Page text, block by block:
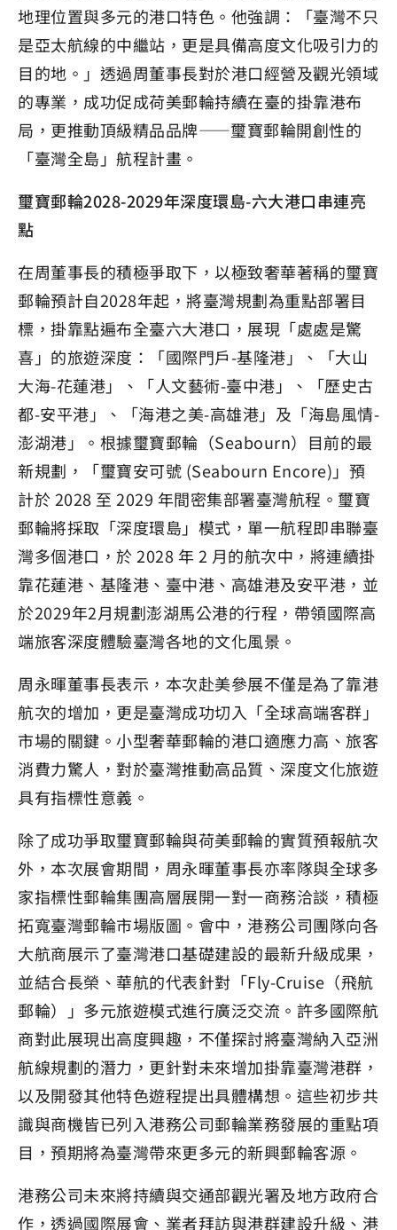
地理位置與多元的港口特色。他強調：「臺灣不只
是亞太航線的中繼站，更是具備高度文化吸引力的
目的地。」透過周董事長對於港口經營及觀光領域
的專業，成功促成荷美郵輪持續在臺的掛靠港布
局，更推動頂級精品品牌——璽寶郵輪開創性的
「臺灣全島」航程計畫。
璽寶郵輪2028-2029年深度環島-六大港口串連亮
點
在周董事長的積極爭取下，以極致奢華著稱的璽寶
郵輪預計自2028年起，將臺灣規劃為重點部署目
標，掛靠點遍布全臺六大港口，展現「處處是驚
喜」的旅遊深度：「國際門戶-基隆港」、「大山
大海-花蓮港」、「人文藝術-臺中港」、「歷史古
都-安平港」、「海港之美-高雄港」及「海島風情-
澎湖港」。根據璽寶郵輪（Seabourn）目前的最
新規劃，「璽寶安可號 (Seabourn Encore)」預
計於 2028 至 2029 年間密集部署臺灣航程。璽寶
郵輪將採取「深度環島」模式，單一航程即串聯臺
灣多個港口，於 2028 年 2 月的航次中，將連續掛
靠花蓮港、基隆港、臺中港、高雄港及安平港，並
於2029年2月規劃澎湖馬公港的行程，帶領國際高
端旅客深度體驗臺灣各地的文化風景。
周永暉董事長表示，本次赴美參展不僅是為了靠港
航次的增加，更是臺灣成功切入「全球高端客群」
市場的關鍵。小型奢華郵輪的港口適應力高、旅客
消費力驚人，對於臺灣推動高品質、深度文化旅遊
具有指標性意義。
除了成功爭取璽寶郵輪與荷美郵輪的實質預報航次
外，本次展會期間，周永暉董事長亦率隊與全球多
家指標性郵輪集團高層展開一對一商務洽談，積極
拓寬臺灣郵輪市場版圖。會中，港務公司團隊向各
大航商展示了臺灣港口基礎建設的最新升級成果，
並結合長榮、華航的代表針對「Fly-Cruise（飛航
郵輪）」多元旅遊模式進行廣泛交流。許多國際航
商對此展現出高度興趣，不僅探討將臺灣納入亞洲
航線規劃的潛力，更針對未來增加掛靠臺灣港群，
以及開發其他特色遊程提出具體構想。這些初步共
識與商機皆已列入港務公司郵輪業務發展的重點項
目，預期將為臺灣帶來更多元的新興郵輪客源。
港務公司未來將持續與交通部觀光署及地方政府合
作，透過國際展會、業者拜訪與港群建設升級、港